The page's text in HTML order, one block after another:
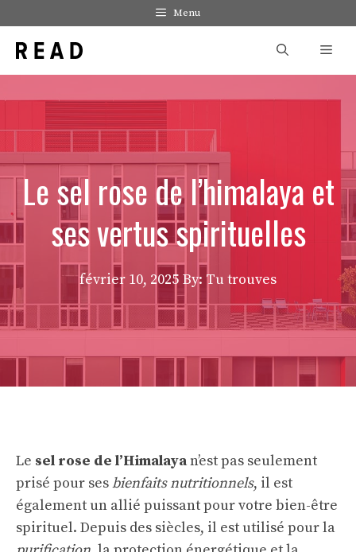
au
contenu
Menu
Le sel rose de l’himalaya et
ses vertus spirituelles
février 10, 2025 By: Tu trouves
Le sel rose de l’Himalayan’est pas seulement
prisé pour sesbienfaits nutritionnels, il est
également un allié puissant pour votre bien-être
spirituel. Depuis des siècles, il est utilisé pour la